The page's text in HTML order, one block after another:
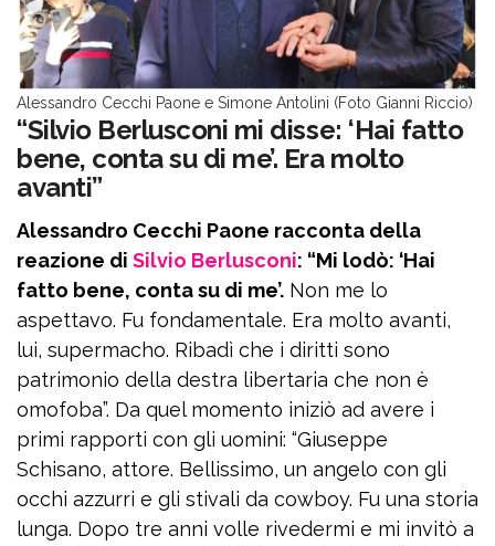
Alessandro Cecchi Paone e Simone Antolini (Foto Gianni Riccio)
“Silvio Berlusconi mi disse: ‘Hai fatto
bene, conta su di me’. Era molto
avanti”
Alessandro Cecchi Paone racconta della
reazione di Silvio Berlusconi: “Mi lodò: ‘Hai
fatto bene, conta su di me’. Non me lo
aspettavo. Fu fondamentale. Era molto avanti,
lui, supermacho. Ribadì che i diritti sono
patrimonio della destra libertaria che non è
omofoba”. Da quel momento iniziò ad avere i
primi rapporti con gli uomini: “Giuseppe
Schisano, attore. Bellissimo, un angelo con gli
occhi azzurri e gli stivali da cowboy. Fu una storia
lunga. Dopo tre anni volle rivedermi e mi invitò a